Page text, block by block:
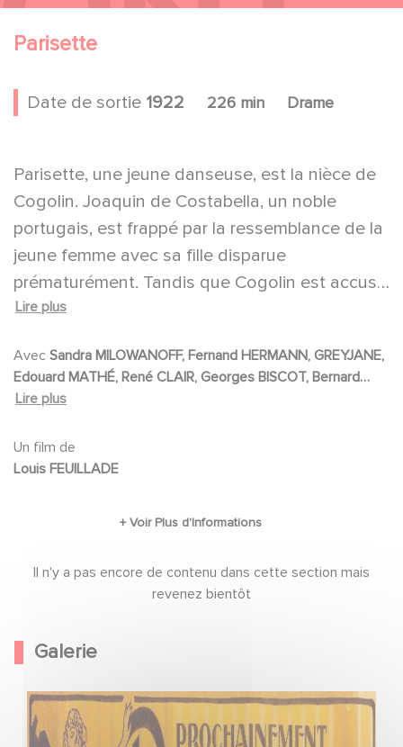
Parisette
Date de sortie 1922 226 min Drame
Parisette, une jeune danseuse, est la nièce de
Cogolin. Joaquin de Costabella, un noble
portugais, est frappé par la ressemblance de la
jeune femme avec sa fille disparue
prématurément. Tandis que Cogolin est accusé
d'un meurtre qu'il n'a pas commis et s'enfuit à
la soeur de la jeune défunte. Après bien des
péripéties, Cogolin sera innocenté et l'origine
Lire plus
Avec
Edouard MATHÉ, René CLAIR, Georges BISCOT, Bernard
DERIGAL, Henri-Amédée CHARPENTIER, Lise JAUX, Jane
Lire plus
Un film de
Louis FEUILLADE
Il n'y a pas encore de contenu dans cette section mais
revenez bientôt
Galerie